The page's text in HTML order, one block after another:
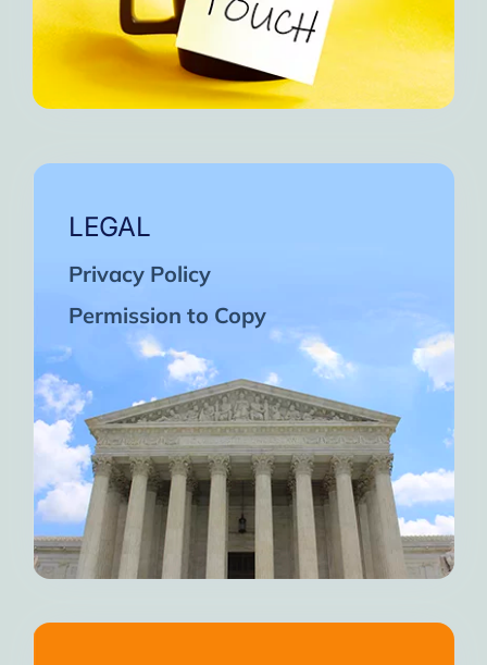
LEGAL
Privacy Policy
Permission to Copy